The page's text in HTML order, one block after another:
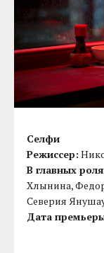
Селфи
Режиссер:
В главных
Хлынина,
Северия
Дата